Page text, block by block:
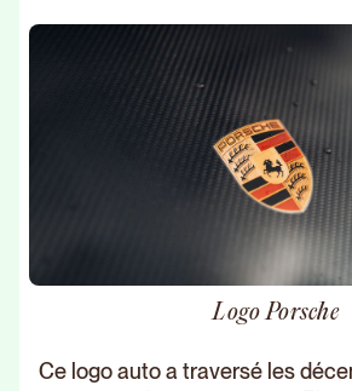
Logo Porsche
Ce logo auto a traversé les